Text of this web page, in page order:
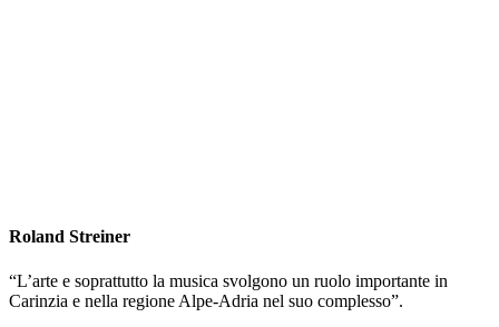
Roland Streiner
“L’arte e soprattutto la musica svolgono un ruolo importante in
Carinzia e nella regione Alpe-Adria nel suo complesso”.